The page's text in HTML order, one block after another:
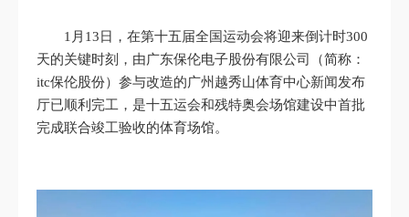
1月13日，在第十五届全国运动会将迎来倒计时300
天的关键时刻，由广东保伦电子股份有限公司（简称：
itc保伦股份）参与改造的广州越秀山体育中心新闻发布
厅已顺利完工，是十五运会和残特奥会场馆建设中首批
完成联合竣工验收的体育场馆。